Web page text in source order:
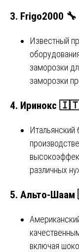
3. Frigo2000 🔧
Известный
заморозки
заморозки
4. Иринокс
различных
5. Альто-Шаам
включая